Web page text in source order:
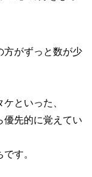
方がずっと数が少
といった、
優先的に覚えてい
す。